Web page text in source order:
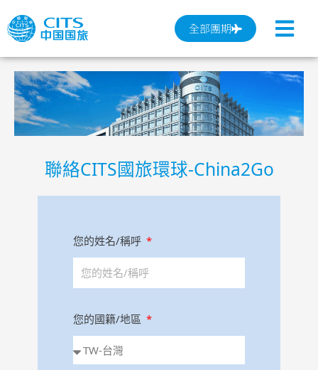
至
全部團期
聯絡CITS國旅環球-China2Go
您的姓名/稱呼
您的國籍/地區